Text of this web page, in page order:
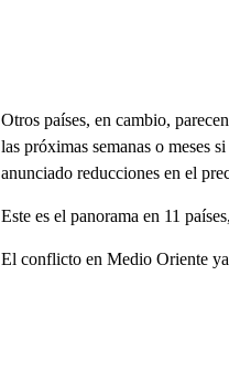
Otros países, en cambio,
las próximas semanas o meses
anunciado reducciones en el
Este es el panorama en 11
El conflicto en Medio Oriente ya